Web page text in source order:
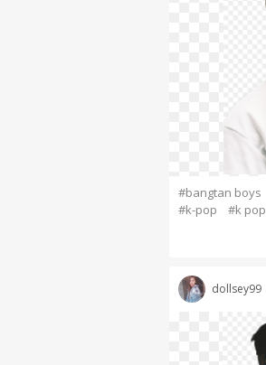
#bangtan boys
#k-pop
#k pop
dollsey99